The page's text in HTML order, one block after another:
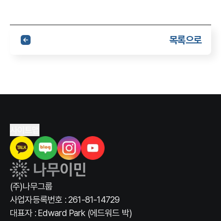
목록으로
(주)나무그룹
사업자등록번호 : 261-81-14729
대표자 : Edward Park (에드워드 박)